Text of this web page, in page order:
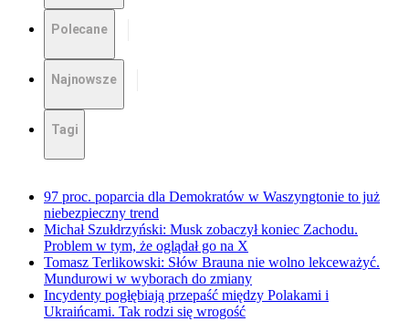
Polecane
Najnowsze
Tagi
97 proc. poparcia dla Demokratów w Waszyngtonie to już
niebezpieczny trend
Michał Szułdrzyński: Musk zobaczył koniec Zachodu.
Problem w tym, że oglądał go na X
Tomasz Terlikowski: Słów Brauna nie wolno lekceważyć.
Mundurowi w wyborach do zmiany
Incydenty pogłębiają przepaść między Polakami i
Ukraińcami. Tak rodzi się wrogość